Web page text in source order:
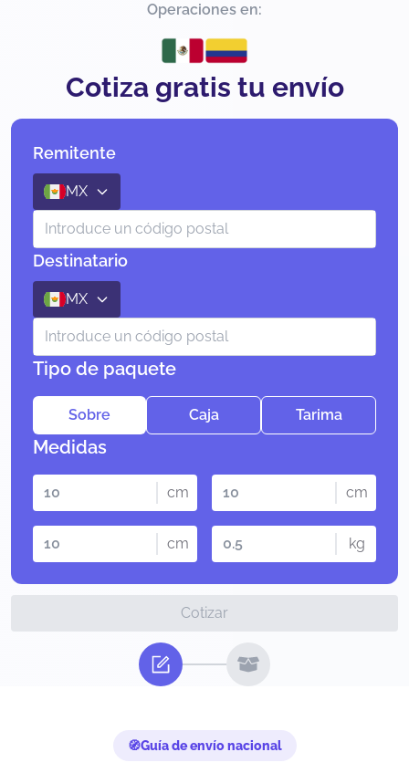
Operaciones en:
Cotiza gratis tu envío
Remitente
MX
Destinatario
MX
Tipo de paquete
Sobre Caja Tarima
Medidas
cm cm
cm kg
Cotizar
Guía de envío nacional